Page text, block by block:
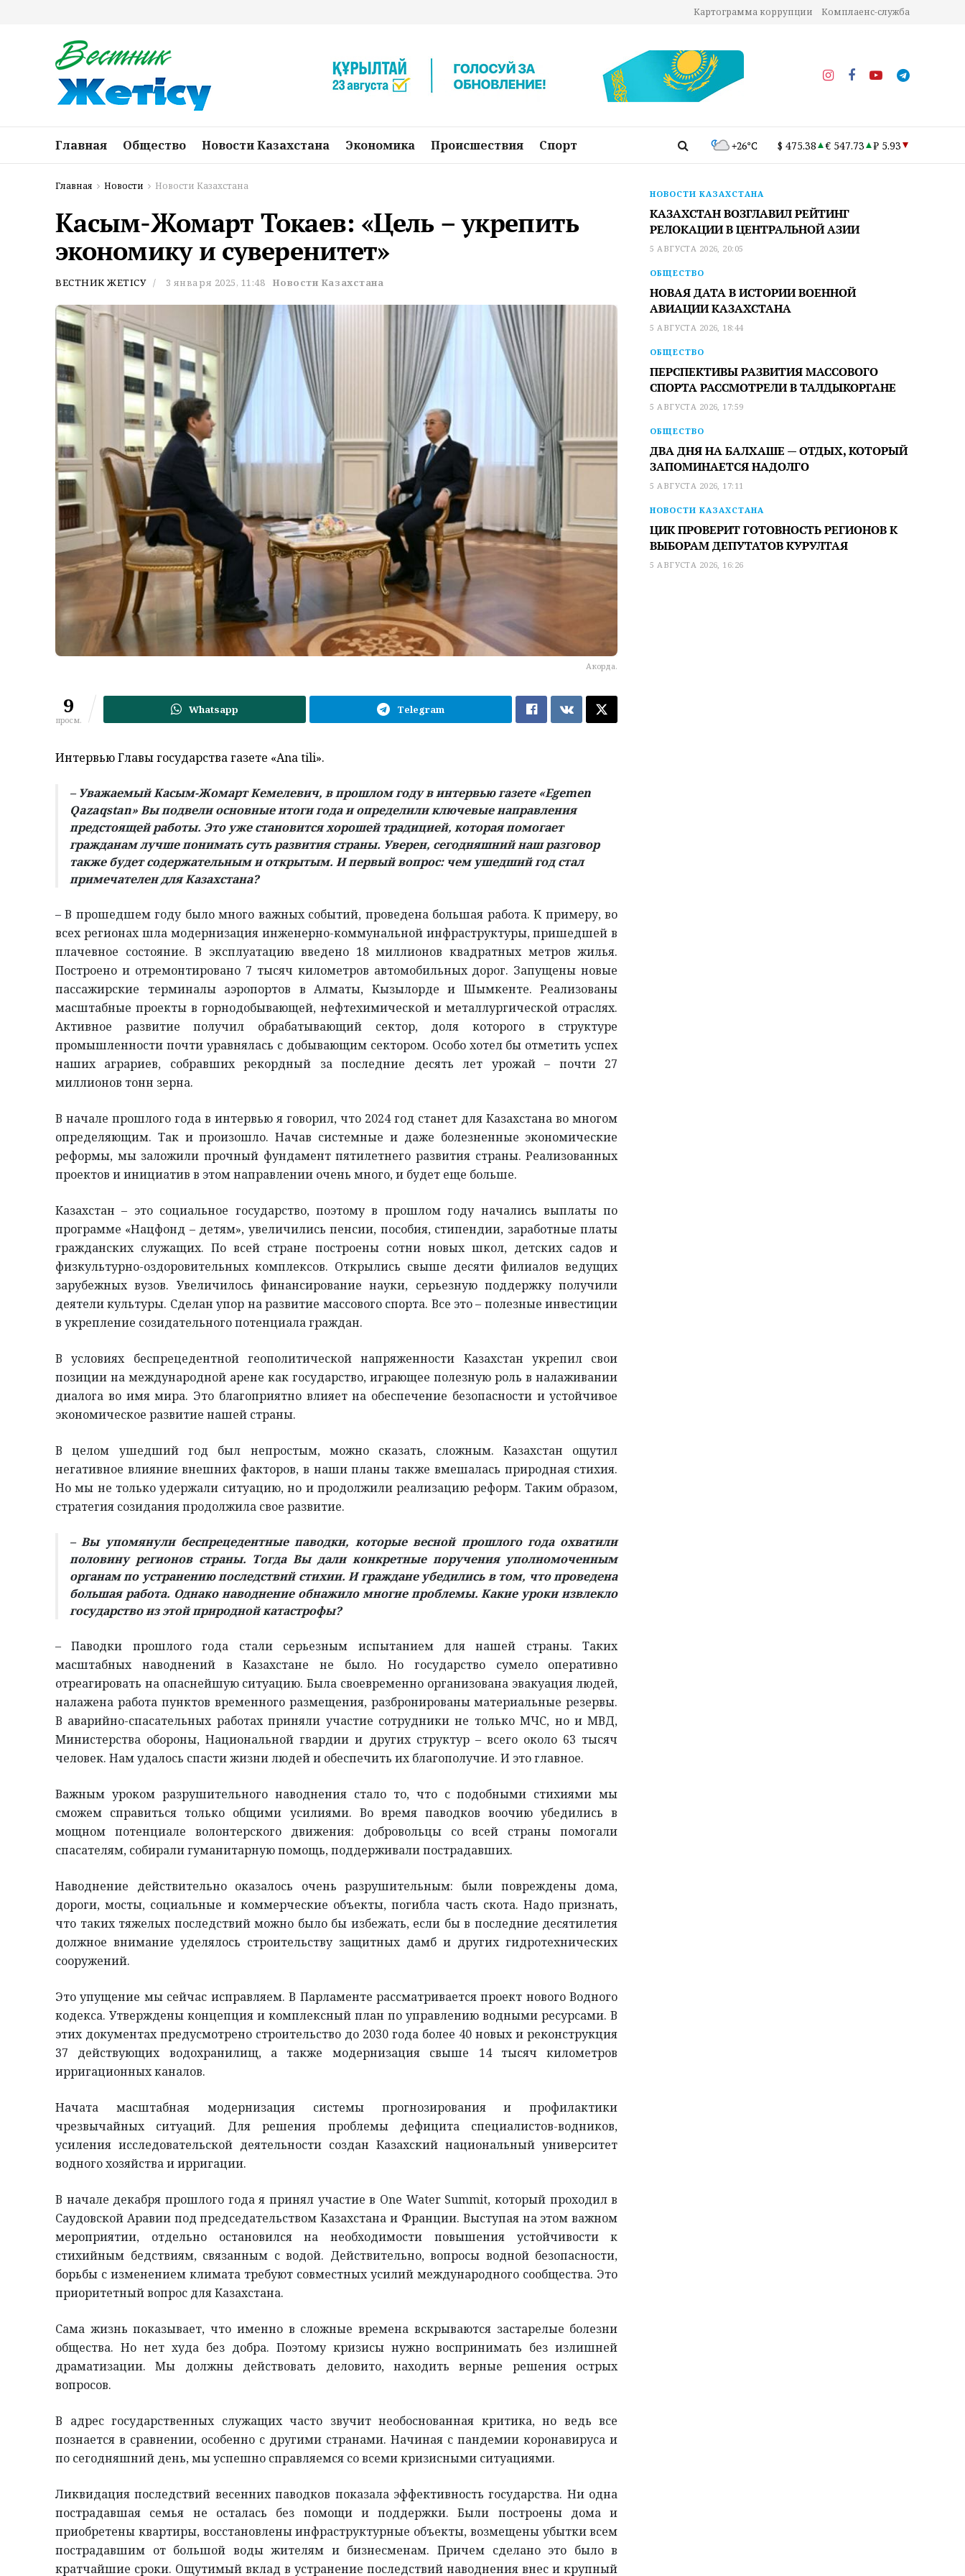
Картограмма коррупции Комплаенс-служба
Главная Общество Новости Казахстана Экономика Происшествия Спорт +26°C $ 475.38 € 547.73 ₽ 5.93
Главная Новости Новости Казахстана
Касым-Жомарт Токаев: «Цель – укрепить
экономику и суверенитет»
ВЕСТНИК ЖЕТІСУ 3 января 2025, 11:48 Новости Казахстана
Акорда.
9
просм.
Whatsapp Telegram
Интервью Главы государства газете «Ana tili».
– Уважаемый Касым-Жомарт Кемелевич, в прошлом году в интервью газете «Egemen
Qazaqstan» Вы подвели основные итоги года и определили ключевые направления
предстоящей работы. Это уже становится хорошей традицией, которая помогает
гражданам лучше понимать суть развития страны. Уверен, сегодняшний наш разговор
также будет содержательным и открытым. И первый вопрос: чем ушедший год стал
примечателен для Казахстана?
– В прошедшем году было много важных событий, проведена большая работа. К примеру, во
всех регионах шла модернизация инженерно-коммунальной инфраструктуры, пришедшей в
плачевное состояние. В эксплуатацию введено 18 миллионов квадратных метров жилья.
Построено и отремонтировано 7 тысяч километров автомобильных дорог. Запущены новые
пассажирские терминалы аэропортов в Алматы, Кызылорде и Шымкенте. Реализованы
масштабные проекты в горнодобывающей, нефтехимической и металлургической отраслях.
Активное развитие получил обрабатывающий сектор, доля которого в структуре
промышленности почти уравнялась с добывающим сектором. Особо хотел бы отметить успех
наших аграриев, собравших рекордный за последние десять лет урожай – почти 27
миллионов тонн зерна.
В начале прошлого года в интервью я говорил, что 2024 год станет для Казахстана во многом
определяющим. Так и произошло. Начав системные и даже болезненные экономические
реформы, мы заложили прочный фундамент пятилетнего развития страны. Реализованных
проектов и инициатив в этом направлении очень много, и будет еще больше.
Казахстан – это социальное государство, поэтому в прошлом году начались выплаты по
программе «Нацфонд – детям», увеличились пенсии, пособия, стипендии, заработные платы
гражданских служащих. По всей стране построены сотни новых школ, детских садов и
физкультурно-оздоровительных комплексов. Открылись свыше десяти филиалов ведущих
зарубежных вузов. Увеличилось финансирование науки, серьезную поддержку получили
деятели культуры. Сделан упор на развитие массового спорта. Все это – полезные инвестиции
в укрепление созидательного потенциала граждан.
В условиях беспрецедентной геополитической напряженности Казахстан укрепил свои
позиции на международной арене как государство, играющее полезную роль в налаживании
диалога во имя мира. Это благоприятно влияет на обеспечение безопасности и устойчивое
экономическое развитие нашей страны.
В целом ушедший год был непростым, можно сказать, сложным. Казахстан ощутил
негативное влияние внешних факторов, в наши планы также вмешалась природная стихия.
Но мы не только удержали ситуацию, но и продолжили реализацию реформ. Таким образом,
стратегия созидания продолжила свое развитие.
– Вы упомянули беспрецедентные паводки, которые весной прошлого года охватили
половину регионов страны. Тогда Вы дали конкретные поручения уполномоченным
органам по устранению последствий стихии. И граждане убедились в том, что проведена
большая работа. Однако наводнение обнажило многие проблемы. Какие уроки извлекло
государство из этой природной катастрофы?
– Паводки прошлого года стали серьезным испытанием для нашей страны. Таких
масштабных наводнений в Казахстане не было. Но государство сумело оперативно
отреагировать на опаснейшую ситуацию. Была своевременно организована эвакуация людей,
налажена работа пунктов временного размещения, разбронированы материальные резервы.
В аварийно-спасательных работах приняли участие сотрудники не только МЧС, но и МВД,
Министерства обороны, Национальной гвардии и других структур – всего около 63 тысяч
человек. Нам удалось спасти жизни людей и обеспечить их благополучие. И это главное.
Важным уроком разрушительного наводнения стало то, что с подобными стихиями мы
сможем справиться только общими усилиями. Во время паводков воочию убедились в
мощном потенциале волонтерского движения: добровольцы со всей страны помогали
спасателям, собирали гуманитарную помощь, поддерживали пострадавших.
Наводнение действительно оказалось очень разрушительным: были повреждены дома,
дороги, мосты, социальные и коммерческие объекты, погибла часть скота. Надо признать,
что таких тяжелых последствий можно было бы избежать, если бы в последние десятилетия
должное внимание уделялось строительству защитных дамб и других гидротехнических
сооружений.
Это упущение мы сейчас исправляем. В Парламенте рассматривается проект нового Водного
кодекса. Утверждены концепция и комплексный план по управлению водными ресурсами. В
этих документах предусмотрено строительство до 2030 года более 40 новых и реконструкция
37 действующих водохранилищ, а также модернизация свыше 14 тысяч километров
ирригационных каналов.
Начата масштабная модернизация системы прогнозирования и профилактики
чрезвычайных ситуаций. Для решения проблемы дефицита специалистов-водников,
усиления исследовательской деятельности создан Казахский национальный университет
водного хозяйства и ирригации.
В начале декабря прошлого года я принял участие в One Water Summit, который проходил в
Саудовской Аравии под председательством Казахстана и Франции. Выступая на этом важном
мероприятии, отдельно остановился на необходимости повышения устойчивости к
стихийным бедствиям, связанным с водой. Действительно, вопросы водной безопасности,
борьбы с изменением климата требуют совместных усилий международного сообщества. Это
приоритетный вопрос для Казахстана.
Сама жизнь показывает, что именно в сложные времена вскрываются застарелые болезни
общества. Но нет худа без добра. Поэтому кризисы нужно воспринимать без излишней
драматизации. Мы должны действовать деловито, находить верные решения острых
вопросов.
В адрес государственных служащих часто звучит необоснованная критика, но ведь все
познается в сравнении, особенно с другими странами. Начиная с пандемии коронавируса и
по сегодняшний день, мы успешно справляемся со всеми кризисными ситуациями.
Ликвидация последствий весенних паводков показала эффективность государства. Ни одна
пострадавшая семья не осталась без помощи и поддержки. Были построены дома и
приобретены квартиры, восстановлены инфраструктурные объекты, возмещены убытки всем
пострадавшим от большой воды жителям и бизнесменам. Причем сделано это было в
кратчайшие сроки. Ощутимый вклад в устранение последствий наводнения внес и крупный
НОВОСТИ КАЗАХСТАНА
КАЗАХСТАН ВОЗГЛАВИЛ РЕЙТИНГ
РЕЛОКАЦИИ В ЦЕНТРАЛЬНОЙ АЗИИ
5 АВГУСТА 2026, 20:05
ОБЩЕСТВО
НОВАЯ ДАТА В ИСТОРИИ ВОЕННОЙ
АВИАЦИИ КАЗАХСТАНА
5 АВГУСТА 2026, 18:44
ОБЩЕСТВО
ПЕРСПЕКТИВЫ РАЗВИТИЯ МАССОВОГО
СПОРТА РАССМОТРЕЛИ В ТАЛДЫКОРГАНЕ
5 АВГУСТА 2026, 17:59
ОБЩЕСТВО
ДВА ДНЯ НА БАЛХАШЕ — ОТДЫХ, КОТОРЫЙ
ЗАПОМИНАЕТСЯ НАДОЛГО
5 АВГУСТА 2026, 17:11
НОВОСТИ КАЗАХСТАНА
ЦИК ПРОВЕРИТ ГОТОВНОСТЬ РЕГИОНОВ К
ВЫБОРАМ ДЕПУТАТОВ КУРУЛТАЯ
5 АВГУСТА 2026, 16:26